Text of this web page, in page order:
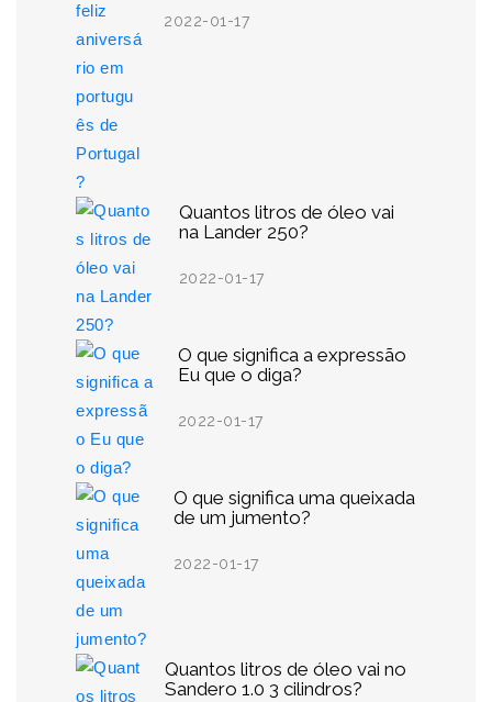
2022-01-17
Quantos litros de óleo vai
na Lander 250?
2022-01-17
O que significa a expressão
Eu que o diga?
2022-01-17
O que significa uma queixada
de um jumento?
2022-01-17
Quantos litros de óleo vai no
Sandero 1.0 3 cilindros?